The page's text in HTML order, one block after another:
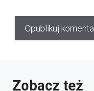
Zobacz też